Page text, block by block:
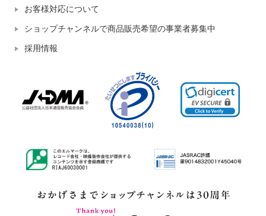
お客様対応について
ショップチャンネルで商品販売希望の事業者募集中
採用情報